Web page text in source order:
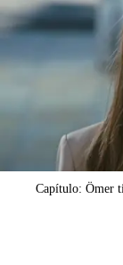
Capítulo: Ömer